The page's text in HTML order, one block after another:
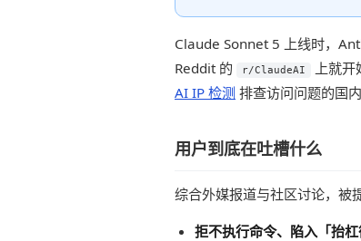
Claude Sonnet 5 上线时，
Reddit 的
r/ClaudeAI 上就开
AI IP 检测 排查访问问题的国
用户到底在吐槽什么
综合外媒报道与社区讨论，被
拒不执行命令、陷入「抬杠